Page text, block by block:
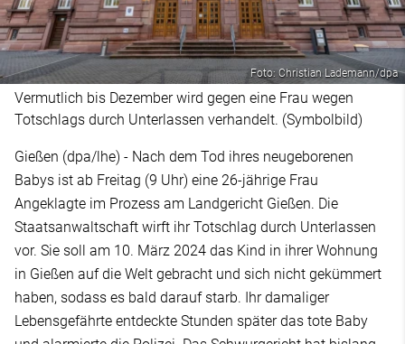
Foto: Christian Lademann/dpa
Vermutlich bis Dezember wird gegen eine Frau wegen
Totschlags durch Unterlassen verhandelt. (Symbolbild)
Gießen (dpa/lhe) - Nach dem Tod ihres neugeborenen
Babys ist ab Freitag (9 Uhr) eine 26-jährige Frau
Angeklagte im Prozess am Landgericht Gießen. Die
Staatsanwaltschaft wirft ihr Totschlag durch Unterlassen
vor. Sie soll am 10. März 2024 das Kind in ihrer Wohnung
in Gießen auf die Welt gebracht und sich nicht gekümmert
haben, sodass es bald darauf starb. Ihr damaliger
Lebensgefährte entdeckte Stunden später das tote Baby